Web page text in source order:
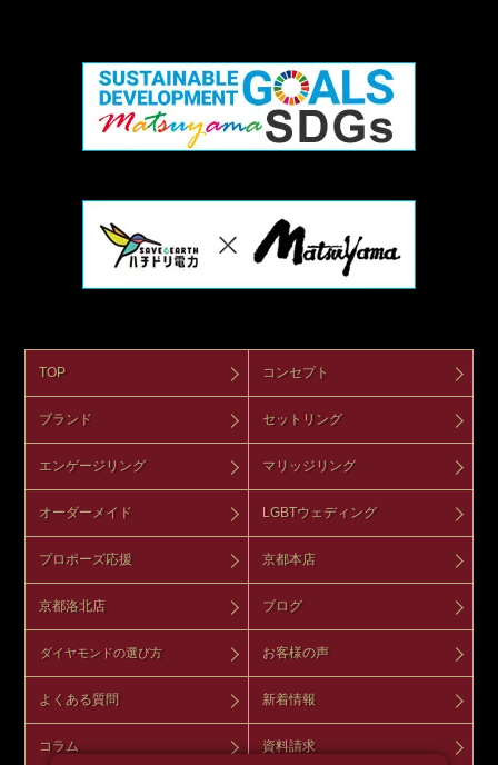
TOP コンセプト
ブランド セットリング
エンゲージリング マリッジリング
オーダーメイド LGBTウェディング
プロポーズ応援 京都本店
京都洛北店 ブログ
ダイヤモンドの選び方 お客様の声
よくある質問 新着情報
コラム 資料請求